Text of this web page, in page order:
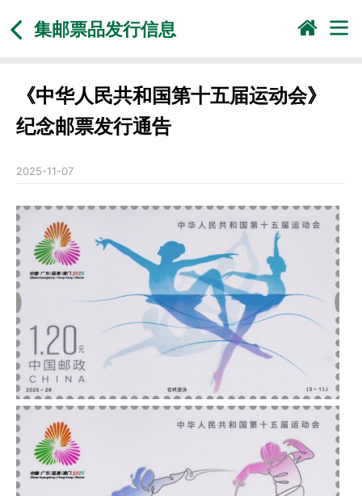
集邮票品发行信息
《中华人民共和国第十五届运动会》
纪念邮票发行通告
2025-11-07